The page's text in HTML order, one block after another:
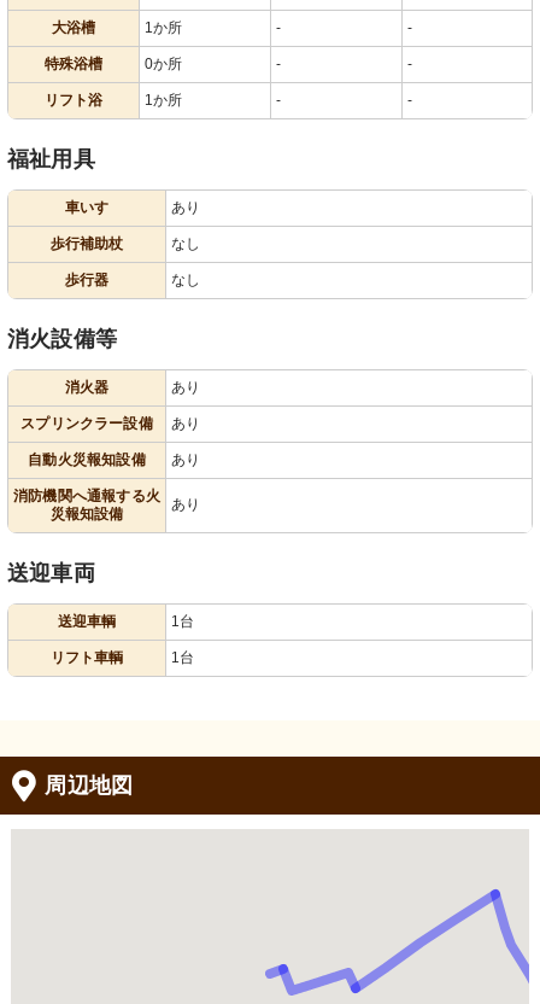
大浴槽 1か所 - -
特殊浴槽 0か所 - -
リフト浴 1か所 - -
福祉用具
車いす あり
歩行補助杖 なし
歩行器 なし
消火設備等
消火器 あり
スプリンクラー設備 あり
自動火災報知設備 あり
消防機関へ通報する火
災報知設備
あり
送迎車両
送迎車輌 1台
リフト車輌 1台
周辺地図